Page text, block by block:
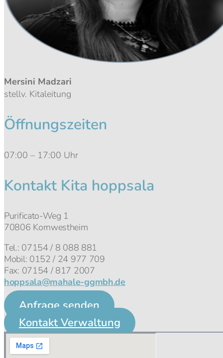
Mersini Madzari
stellv. Kitaleitung
Öffnungszeiten
07:00 – 17:00 Uhr
Kontakt Kita hoppsala
Purificato-Weg 1
70806 Kornwestheim
Tel.: 07154 / 8 088 881
Mobil: 0152 / 24 977 709
Fax: 07154 / 817 2007
hoppsala@mahale-ggmbh.de
Anfrage senden
Kontakt Verwaltung